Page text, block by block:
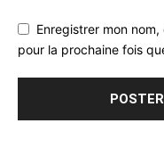
Enregistrer mon
pour la prochaine fois